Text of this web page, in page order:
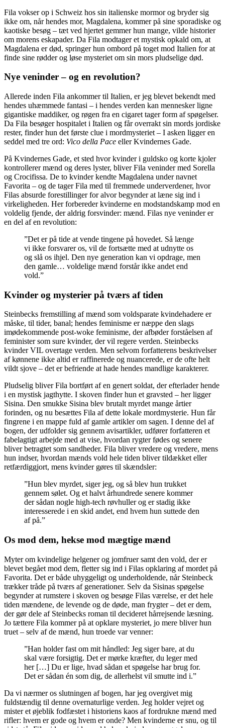
Fila vokser op i Schweiz hos sin italienske mormor og bryder sig
ikke om, når hendes mor, Magdalena, kommer på sine sporadiske og
kaotiske besøg – tæt ved hjertet gemmer hun mange, vilde historier
om morens eskapader. Da Fila modtager et mystisk opkald om, at
Magdalena er død, springer hun ombord på toget mod Italien for at
finde sine rødder og løse mysteriet om sin mors pludselige død.
Nye veninder – og en revolution?
Allerede inden Fila ankommer til Italien, er jeg blevet bekendt med
hendes uhæmmede fantasi – i hendes verden kan mennesker ligne
gigantiske maddiker, og røgen fra en cigaret tager form af spøgelser.
Da Fila besøger hospitalet i Italien og får overrakt sin mords jordiske
rester, finder hun det første clue i mordmysteriet – I asken ligger en
seddel med tre ord: Vico della Pace eller Kvindernes Gade.
På Kvindernes Gade, et sted hvor kvinder i guldsko og korte kjoler
kontrollerer mænd og deres lyster, bliver Fila veninder med Sorella
og Crocifissa. De to kvinder kendte Magdalena under navnet
Favorita – og de tager Fila med til fremmede underverdener, hvor
Filas absurde forestillinger for alvor begynder at læne sig ind i
virkeligheden. Her forbereder kvinderne en modstandskamp mod en
voldelig fjende, der aldrig forsvinder: mænd. Filas nye veninder er
en del af en revolution:
”Det er på tide at vende tingene på hovedet. Så længe
vi ikke forsvarer os, vil de fortsætte med at udnytte os
og slå os ihjel. Den nye generation kan vi opdrage, men
den gamle… voldelige mænd forstår ikke andet end
vold.”
Kvinder og mysterier på tværs af tiden
Steinbecks fremstilling af mænd som voldsparate kvindehadere er
måske, til tider, banal; hendes feminisme er næppe den slags
imødekommende post-woke feminisme, der afbøder forståelsen af
feminister som sure kvinder, der vil regere verden. Steinbecks
kvinder VIL overtage verden. Men selvom forfatterens beskrivelser
af kønnene ikke altid er raffinerede og nuancerede, er de ofte helt
vildt sjove – det er befriende at hade hendes mandlige karakterer.
Pludselig bliver Fila bortført af en genert soldat, der efterlader hende
i en mystisk jagthytte. I skoven finder hun et gravsted – her ligger
Sisina. Den smukke Sisina blev brutalt myrdet mange årtier
forinden, og nu besættes Fila af dette lokale mordmysterie. Hun får
fingrene i en mappe fuld af gamle artikler om sagen. I denne del af
bogen, der udfolder sig gennem avisartikler, udfører forfatteren et
fabelagtigt arbejde med at vise, hvordan rygter fødes og senere
bliver betragtet som sandheder. Fila bliver vredere og vredere, mens
hun indser, hvordan mænds vold hele tiden bliver tildækket eller
retfærdiggjort, mens kvinder gøres til skændsler:
”Hun blev myrdet, siger jeg, og så blev hun trukket
gennem sølet. Og et halvt århundrede senere kommer
der sådan nogle high-tech røvhuller og er stadig ikke
interesserede i en skid andet, end hvem hun suttede den
af på.”
Os mod dem, hekse mod mægtige mænd
Myter om kvindelige helgener og jomfruer samt den vold, der er
blevet begået mod dem, fletter sig ind i Filas opklaring af mordet på
Favorita. Det er både uhyggeligt og underholdende, når Steinbeck
trækker tråde på tværs af generationer. Selv da Sisinas spøgelse
begynder at rumstere i skoven og besøge Filas værelse, er det hele
tiden mændene, de levende og de døde, man frygter – det er dem,
der gør dele af Steinbecks roman til decideret hårrejsende læsning.
Jo tættere Fila kommer på at opklare mysteriet, jo mere bliver hun
truet – selv af de mænd, hun troede var venner:
”Han holder fast om mit håndled: Jeg siger bare, at du
skal være forsigtig. Det er mørke kræfter, du leger med
her […] Du er lige, hvad sådan et spøgelse har brug for.
Det er sådan én som dig, de allerhelst vil smutte ind i.”
Da vi nærmer os slutningen af bogen, har jeg overgivet mig
fuldstændig til denne overnaturlige verden. Jeg holder vejret og
mister et øjeblik fodfæstet i historiens kaos af fordrukne mænd med
rifler: hvem er gode og hvem er onde? Men kvinderne er snu, og til